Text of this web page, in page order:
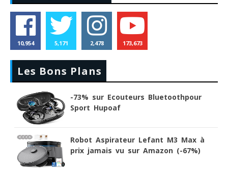
10,954 5,171 2,478 173,673
Les Bons Plans
-73% sur Ecouteurs Bluetoothpour
Sport Hupoaf
Robot Aspirateur Lefant M3 Max à
prix jamais vu sur Amazon (-67%)